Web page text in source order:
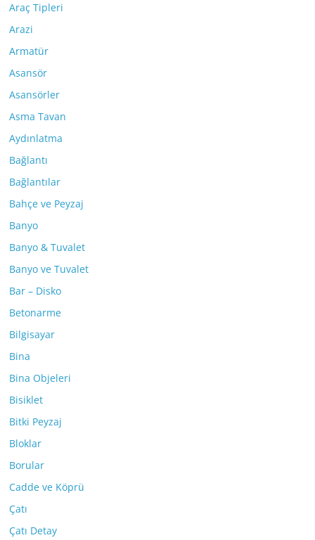
Araç Tipleri
Arazi
Armatür
Asansör
Asansörler
Asma Tavan
Aydınlatma
Bağlantı
Bağlantılar
Bahçe ve Peyzaj
Banyo
Banyo & Tuvalet
Banyo ve Tuvalet
Bar – Disko
Betonarme
Bilgisayar
Bina
Bina Objeleri
Bisiklet
Bitki Peyzaj
Bloklar
Borular
Cadde ve Köprü
Çatı
Çatı Detay